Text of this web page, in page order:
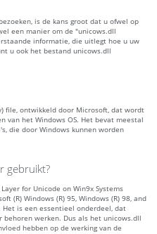
is de kans groot dat u ofwel op
een manier om de "unicows.dll
informatie, die uitlegt hoe u uw
u ook het bestand unicows.dll
file, ontwikkeld door Microsoft, dat wordt
van het Windows OS. Het bevat meestal
die door Windows kunnen worden
gebruikt?
for Unicode on Win9x Systems
(R) Windows (R) 95, Windows (R) 98, and
Het is een essentieel onderdeel, dat
werken. Dus als het unicows.dll
hebben op de werking van de